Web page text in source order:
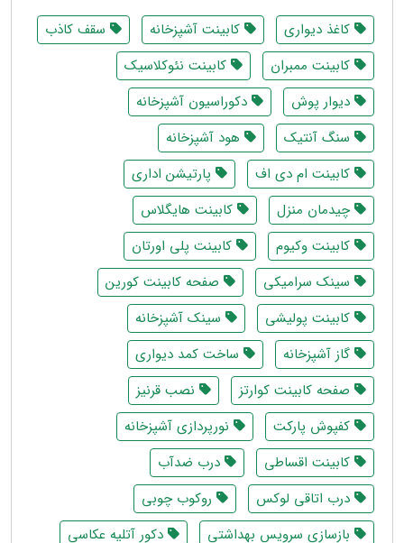
کاغذ دیواری کابینت آشپزخانه
سقف کاذب
کابینت ممبران
کابینت نئوکلاسیک
دیوار پوش
دکوراسیون آشپزخانه
سنگ آنتیک
هود آشپزخانه
کابینت ام دی اف
پارتیشن اداری
چیدمان منزل
کابینت هایگلاس
کابینت وکیوم
کابینت پلی اورتان
سینک سرامیکی
صفحه کابینت کورین
کابینت پولیشی
سینک آشپزخانه
گاز آشپزخانه
ساخت کمد دیواری
صفحه کابینت کوارتز
نصب قرنیز
کفپوش پارکت
نورپردازی آشپزخانه
کابینت اقساطی
درب ضدآب
درب اتاقی لوکس
روکوب چوبی
بازسازی سرویس بهداشتی
دکور آتلیه عکاسی